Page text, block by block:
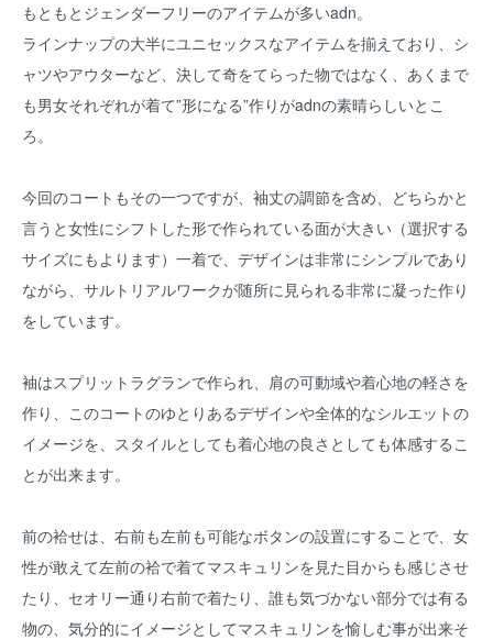
もともとジェンダーフリーのアイテムが多いadn。
ラインナップの大半にユニセックスなアイテムを揃えており、シ
ャツやアウターなど、決して奇をてらった物ではなく、あくまで
も男女それぞれが着て”形になる”作りがadnの素晴らしいとこ
ろ。
今回のコートもその一つですが、袖丈の調節を含め、どちらかと
言うと女性にシフトした形で作られている面が大きい（選択する
サイズにもよります）一着で、デザインは非常にシンプルであり
ながら、サルトリアルワークが随所に見られる非常に凝った作り
をしています。
袖はスプリットラグランで作られ、肩の可動域や着心地の軽さを
作り、このコートのゆとりあるデザインや全体的なシルエットの
イメージを、スタイルとしても着心地の良さとしても体感するこ
とが出来ます。
前の袷せは、右前も左前も可能なボタンの設置にすることで、女
性が敢えて左前の袷で着てマスキュリンを見た目からも感じさせ
たり、セオリー通り右前で着たり、誰も気づかない部分では有る
物の、気分的にイメージとしてマスキュリンを愉しむ事が出来そ